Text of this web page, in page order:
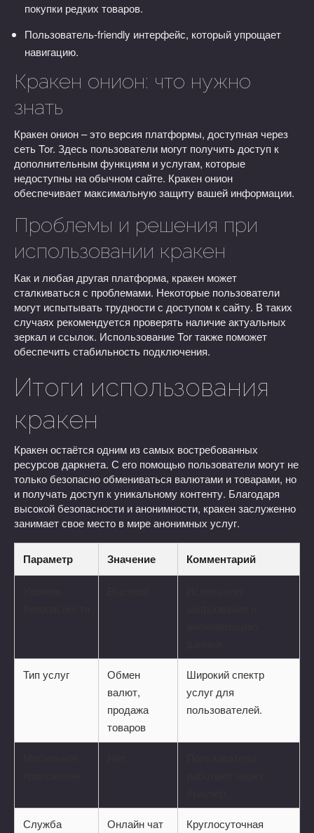
покупки редких товаров.
Пользователь-friendly интерфейс, который упрощает
навигацию.
Кракен онион: что нужно
знать
Кракен онион – это версия платформы, доступная через
сеть Tor. Здесь пользователи могут получить доступ к
дополнительным функциям и услугам, которые
недоступны на обычном сайте. Кракен онион
обеспечивает максимальную защиту вашей информации.
Проблемы и решения при
использовании кракен
Как и любая другая платформа, кракен может
сталкиваться с проблемами. Некоторые пользователи
могут испытывать трудности с доступом к сайту. В таких
случаях рекомендуется проверять наличие актуальных
зеркал и ссылок. Использование Tor также поможет
обеспечить стабильность подключения.
Итоги использования
кракен
Кракен остаётся одним из самых востребованных
ресурсов даркнета. С его помощью пользователи могут не
только безопасно обмениваться валютами и товарами, но
и получать доступ к уникальному контенту. Благодаря
высокой безопасности и анонимности, кракен заслуженно
занимает свое место в мире анонимных услуг.
Параметр Значение Комментарий
Тип услуг
Обмен
валют,
продажа
товаров
Широкий спектр
услуг для
пользователей.
Служба
Онлайн чат
Круглосуточная